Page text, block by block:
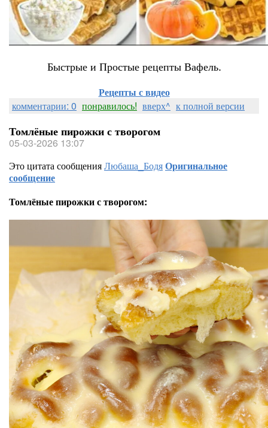
Быстрые и Простые рецепты Вафель.
Рецепты с видео
комментарии: 0 понравилось! вверх^ к полной версии
Томлёные пирожки с творогом
05-03-2026 13:07
Это цитата сообщенияЛюбаша_БодяОригинальное
сообщение
Томлёные пирожки с творогом: